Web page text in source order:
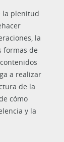
la plenitud
la
formas de
a realizar
de la
cómo
y la